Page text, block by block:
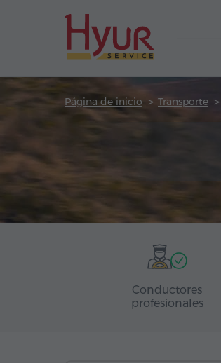
Página de inicio Transporte
Conductores
profesionales